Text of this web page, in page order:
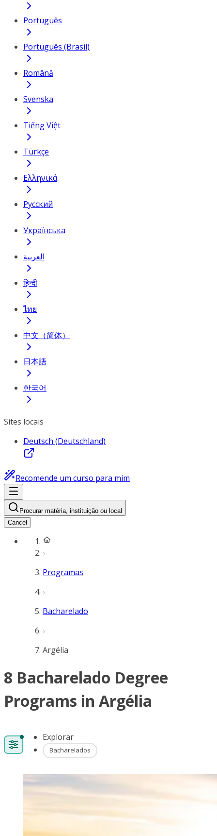
Português
Português (Brasil)
Română
Svenska
Tiếng Việt
Türkçe
Ελληνικά
Русский
Українська
العربية
हिन्दी
ไทย
中文（简体）
日本語
한국어
Sites locais
Deutsch (Deutschland)
Recomende um curso para mim
Procurar matéria, instituição ou local
Cancel
Programas
Bacharelado
Argélia
8 Bacharelado Degree
Programs in Argélia
Explorar
Bacharelados